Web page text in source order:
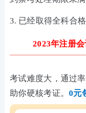
3. 已经取得全科合格
2023年注册
考试难度大，通过
助你硬核考证。0元